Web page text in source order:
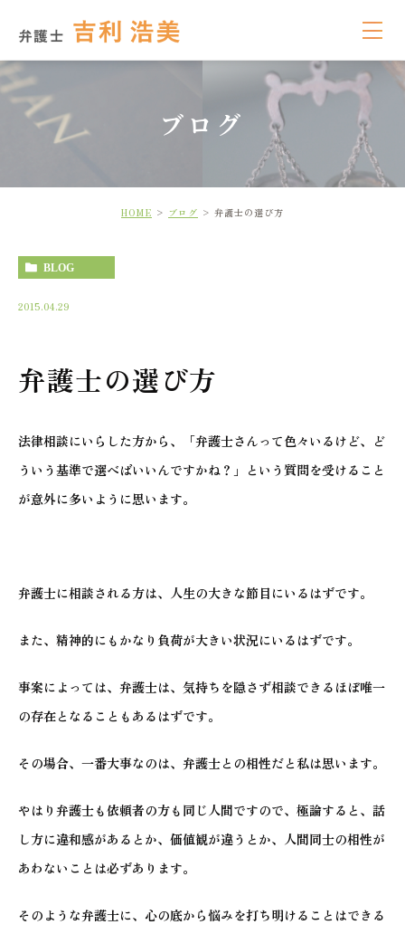
ブログ
HOME ブログ 弁護士の選び方
BLOG
2015.04.29
弁護士の選び方
法律相談にいらした方から、「弁護士さんって色々いるけど、ど
ういう基準で選べばいいんですかね？」という質問を受けること
が意外に多いように思います。
弁護士に相談される方は、人生の大きな節目にいるはずです。
また、精神的にもかなり負荷が大きい状況にいるはずです。
事案によっては、弁護士は、気持ちを隠さず相談できるほぼ唯一
の存在となることもあるはずです。
その場合、一番大事なのは、弁護士との相性だと私は思います。
やはり弁護士も依頼者の方も同じ人間ですので、極論すると、話
し方に違和感があるとか、価値観が違うとか、人間同士の相性が
あわないことは必ずあります。
そのような弁護士に、心の底から悩みを打ち明けることはできる